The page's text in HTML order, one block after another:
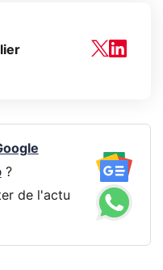
?
de l'actu